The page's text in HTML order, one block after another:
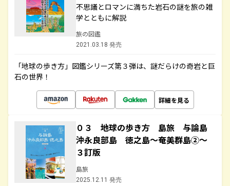
不思議とロマンに満ちた岩石の謎を旅の雑
学とともに解説
旅の図鑑
2021.03.18 発売
「地球の歩き方」図鑑シリーズ第３弾は、謎だらけの奇岩と巨
石の世界！
詳細を見る
０３ 地球の歩き方 島旅 与論島
沖永良部島 徳之島～奄美群島②～
３訂版
島旅
2025.12.11 発売